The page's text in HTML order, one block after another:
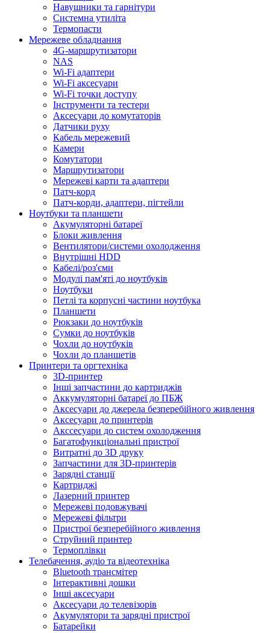
Навушники та гарнітури
Системна утиліта
Термопасти
Мережеве обладнання
4G-маршрутизатори
NAS
Wi-Fi адаптери
Wi-Fi аксесуари
Wi-Fi точки доступу
Інструменти та тестери
Аксесуари до комутаторів
Датчики руху
Кабель мережевий
Камери
Комутатори
Маршрутизатори
Мережеві карти та адаптери
Патч-корд
Патч-корди, адаптери, пігтейли
Ноутбуки та планшети
Акумуляторні батареї
Блоки живлення
Вентилятори/системи охолодження
Внутрішні HDD
Кабелі/роз'єми
Модулі пам'яті до ноутбуків
Ноутбуки
Петлі та корпусні частини ноутбука
Планшети
Рюкзаки до ноутбуків
Сумки до ноутбуків
Чохли до ноутбуків
Чохли до планшетів
Принтери та оргтехніка
3D-принтер
Інші запчастини до картриджів
Аккумуляторні батареї до ПБЖ
Аксесуари до джерела безперебійного живлення
Аксесуари до принтерів
Акссесуари до систем охолодження
Багатофункціональні пристрої
Витратні до 3D друку
Запчастини для 3D-принтерів
Зарядні станції
Картриджі
Лазерний принтер
Мережеві подовжувачі
Мережеві фільтри
Пристрої безперебійного живлення
Струйний принтер
Термоплівки
Телебачення, аудіо та відеотехніка
Bluetooth трансмітер
Інтерактивні дошки
Інші аксесуари
Аксесуари до телевізорів
Акумулятори та зарядні пристрої
Батарейки